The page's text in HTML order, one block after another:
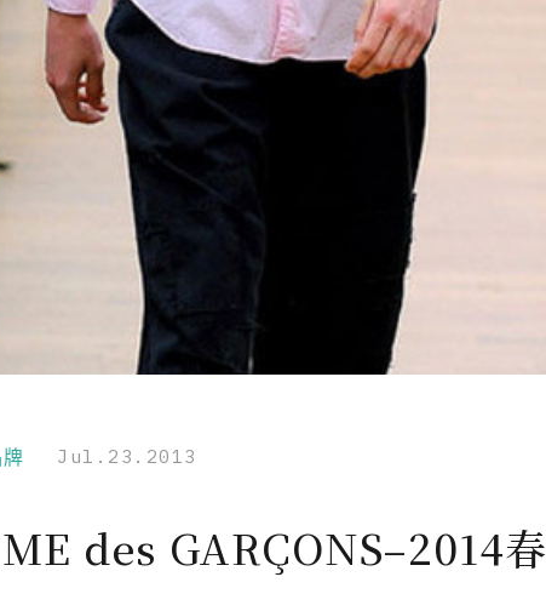
Jul.23.2013
des GARÇONS–2014